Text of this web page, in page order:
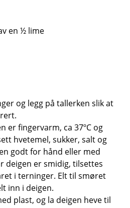
en ½ lime
og legg på tallerken slik at
er fingervarm, ca 37ºC og
hvetemel, sukker, salt og
godt for hånd eller med
deigen er smidig, tilsettes
i terninger. Elt til smøret
inn i deigen.
plast, og la deigen heve til